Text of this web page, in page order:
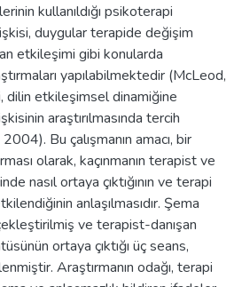
kullanıldığı psikoterapi
duygular terapide değişim
etkileşimi gibi konularda
yapılabilmektedir (McLeod,
dilin etkileşimsel dinamiğine
araştırılmasında tercih
Bu çalışmanın amacı, bir
olarak, kaçınmanın terapist ve
nasıl ortaya çıktığının ve terapi
anlaşılmasıdır. Şema
ve terapist-danışan
ortaya çıktığı üç seans,
Araştırmanın odağı, terapi